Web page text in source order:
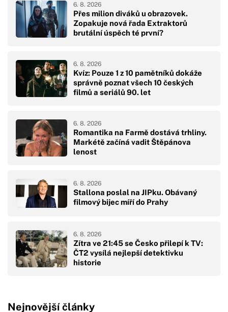
Přes milion diváků u obrazovek.
Zopakuje nová řada Extraktorů
brutální úspěch té první?
6. 8. 2026
Kvíz: Pouze 1 z 10 pamětníků dokáže
správně poznat všech 10 českých
filmů a seriálů 90. let
6. 8. 2026
Romantika na Farmě dostává trhliny.
Markétě začíná vadit Štěpánova
lenost
6. 8. 2026
Stallona poslal na JIPku. Obávaný
filmový bijec míří do Prahy
6. 8. 2026
Zítra ve 21:45 se Česko přilepí k TV:
ČT2 vysílá nejlepší detektivku
historie
6. 8. 2026
Nejnovější články